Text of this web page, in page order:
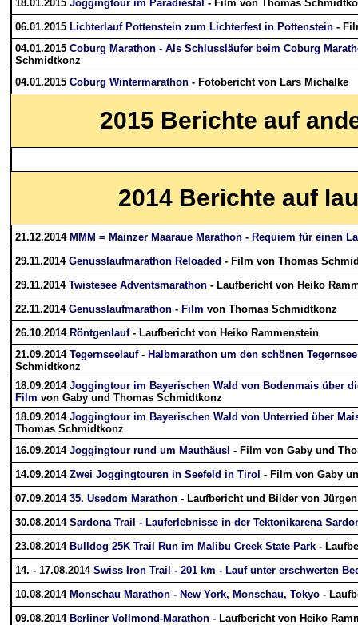
18.01.2015 Joggingtour im Paradiestal - Film von Thomas
06.01.2015 Lichterlauf Pottenstein zum Lichterfest in Pottenstein -
04.01.2015 Coburg Marathon - Als Schlussläufer beim Coburg
Schmidtkonz
04.01.2015 Coburg Wintermarathon - Fotobericht von Lars Michalke
2015 Berichte auf
2014 Berichte auf
21.12.2014 MMM = Mainzer Maaraue Marathon - Requiem für einen
29.11.2014 Genusslaufmarathon Reloaded - Film von Thomas
29.11.2014 Twistesee Adventsmarathon - Laufbericht von Heiko
22.11.2014 Genusslaufmarathon - Film von Thomas Schmidtkonz
26.10.2014 Röntgenlauf- Laufbericht von Heiko Rammenstein
21.09.2014 Tegernseelauf - Halbmarathon um den schönen
Schmidtkonz
18.09.2014 Joggingtour im Bayerischen Wald von Bodenmais über
Film von Gaby und Thomas Schmidtkonz
18.09.2014 Joggingtour im Bayerischen Wald von Unterried über
Thomas Schmidtkonz
16.09.2014 Joggingtour rund um Mauthäusl - Film von Gaby und
14.09.2014 Zwei Joggingtouren in Seefeld in Tirol - Film von Gaby
07.09.2014 35. Usedom Marathon - Laufbericht und Bilder von
30.08.2014 Sardona Trail - Lauferlebnisse in der Tektonikarena
23.08.2014 Bulldog 25K Trail Run im Malibu Creek State Park -
14. - 17.08.2014 Swiss Iron Trail - 201 km - Lauf unter erschwerten
10.08.2014 Monschau Marathon - New York, Monschau, Tokyo -
09.08.2014 Berliner Vollmond-Marathon - Laufbericht von Heiko